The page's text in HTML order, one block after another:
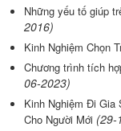
Những yếu tố giúp
2016)
Kinh Nghiệm Chọn
Chương trình tích
06-2023)
Kinh Nghiệm Đi Gia
Cho Người Mới (29-